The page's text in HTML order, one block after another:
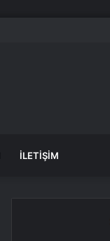
İLETIŞIM